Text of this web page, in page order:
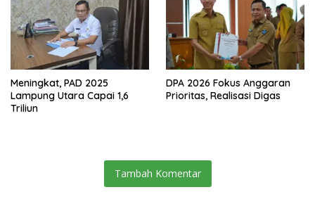
Meningkat, PAD 2025
Lampung Utara Capai 1,6
Triliun
DPA 2026 Fokus Anggaran
Prioritas, Realisasi Digas
Tambah Komentar